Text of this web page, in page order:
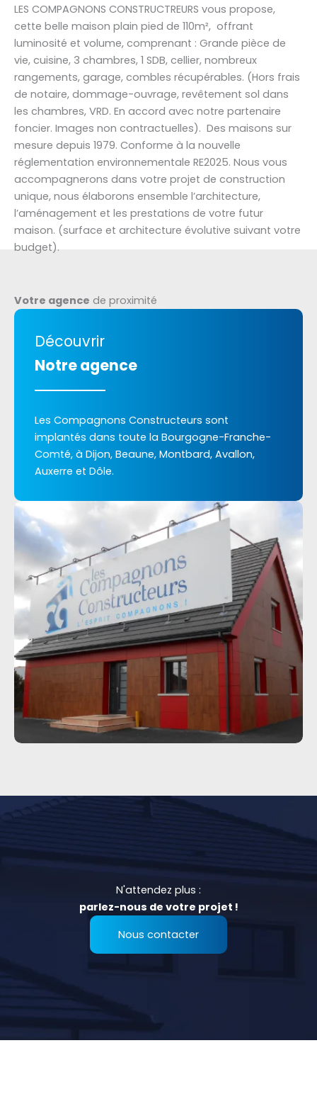
LES COMPAGNONS CONSTRUCTREURS vous propose,
cette belle maison plain pied de 110m², offrant
luminosité et volume, comprenant : Grande pièce de
vie, cuisine, 3 chambres, 1 SDB, cellier, nombreux
rangements, garage, combles récupérables. (Hors frais
de notaire, dommage-ouvrage, revêtement sol dans
les chambres, VRD. En accord avec notre partenaire
foncier. Images non contractuelles). Des maisons sur
mesure depuis 1979. Conforme à la nouvelle
réglementation environnementale RE2025. Nous vous
accompagnerons dans votre projet de construction
unique, nous élaborons ensemble l’architecture,
l’aménagement et les prestations de votre futur
maison. (surface et architecture évolutive suivant votre
budget).
Votre agence de proximité
Découvrir
Notre agence
Les Compagnons Constructeurs sont
implantés dans toute la Bourgogne-Franche-
Comté, à Dijon, Beaune, Montbard, Avallon,
Auxerre et Dôle.
N'attendez plus :
parlez-nous de votre projet !
Nous contacter